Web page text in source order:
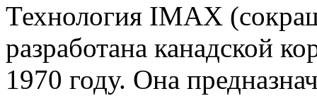
Технология IMAX
разработана канадской
1970 году. Она